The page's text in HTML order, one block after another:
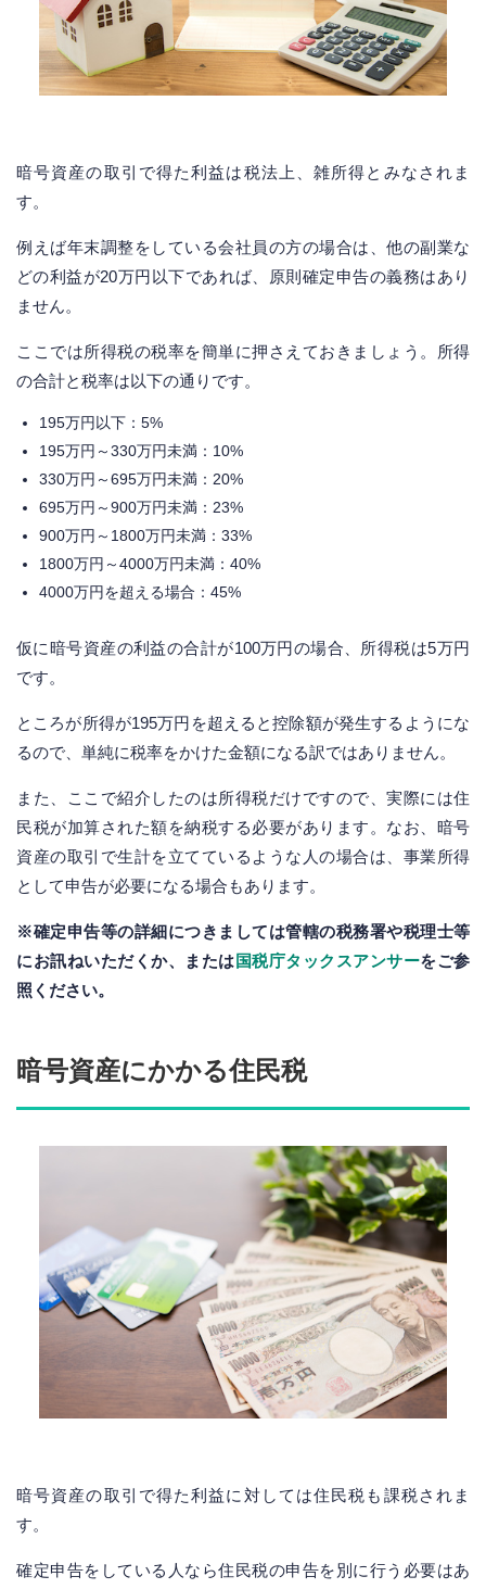
暗号資産の取引で得た利益は税法上、雑所得とみなされま
す。
例えば年末調整をしている会社員の方の場合は、他の副業な
どの利益が20万円以下であれば、原則確定申告の義務はあり
ません。
ここでは所得税の税率を簡単に押さえておきましょう。所得
の合計と税率は以下の通りです。
195万円以下：5%
195万円～330万円未満：10%
330万円～695万円未満：20%
695万円～900万円未満：23%
900万円～1800万円未満：33%
1800万円～4000万円未満：40%
4000万円を超える場合：45%
仮に暗号資産の利益の合計が100万円の場合、所得税は5万円
です。
ところが所得が195万円を超えると控除額が発生するようにな
るので、単純に税率をかけた金額になる訳ではありません。
また、ここで紹介したのは所得税だけですので、実際には住
民税が加算された額を納税する必要があります。なお、暗号
資産の取引で生計を立てているような人の場合は、事業所得
として申告が必要になる場合もあります。
※確定申告等の詳細につきましては管轄の税務署や税理士等
にお訊ねいただくか、または国税庁タックスアンサーをご参
照ください。
暗号資産にかかる住民税
暗号資産の取引で得た利益に対しては住民税も課税されま
す。
確定申告をしている人なら住民税の申告を別に行う必要はあ